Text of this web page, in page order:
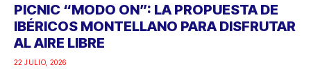
PICNIC “MODO ON”: LA PROPUESTA DE
IBÉRICOS MONTELLANO PARA DISFRUTAR
AL AIRE LIBRE
22 JULIO, 2026